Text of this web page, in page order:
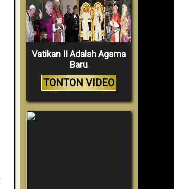
Vatikan II Adalah Agama
Baru
TONTON VIDEO